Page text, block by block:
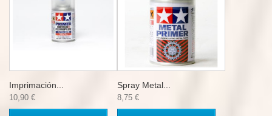
Imprimación...
10,90 €
Spray Metal...
8,75 €